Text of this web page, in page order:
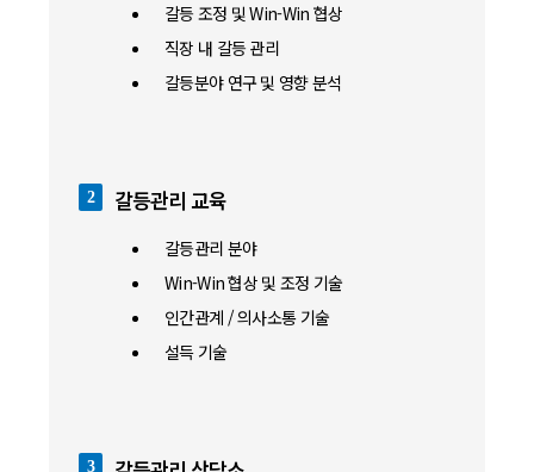
갈등 조정 및 Win-Win 협상
직장 내 갈등 관리
갈등분야 연구 및 영향 분석
2 갈등관리 교육
갈등관리 분야
Win-Win 협상 및 조정 기술
인간관계 / 의사소통 기술
설득 기술
3